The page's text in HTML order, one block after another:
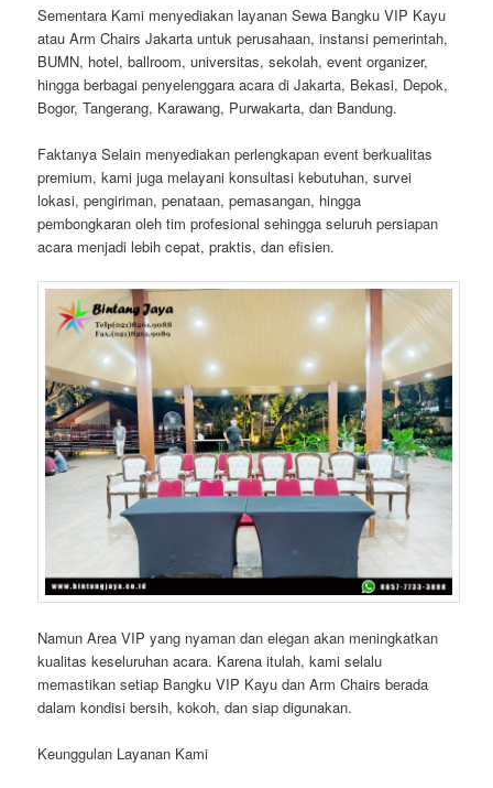
Sementara Kami menyediakan layanan Sewa Bangku VIP Kayu
atau Arm Chairs Jakarta untuk perusahaan, instansi pemerintah,
BUMN, hotel, ballroom, universitas, sekolah, event organizer,
hingga berbagai penyelenggara acara di Jakarta, Bekasi, Depok,
Bogor, Tangerang, Karawang, Purwakarta, dan Bandung.
Faktanya Selain menyediakan perlengkapan event berkualitas
premium, kami juga melayani konsultasi kebutuhan, survei
lokasi, pengiriman, penataan, pemasangan, hingga
pembongkaran oleh tim profesional sehingga seluruh persiapan
acara menjadi lebih cepat, praktis, dan efisien.
Namun Area VIP yang nyaman dan elegan akan meningkatkan
kualitas keseluruhan acara. Karena itulah, kami selalu
memastikan setiap Bangku VIP Kayu dan Arm Chairs berada
dalam kondisi bersih, kokoh, dan siap digunakan.
Keunggulan Layanan Kami